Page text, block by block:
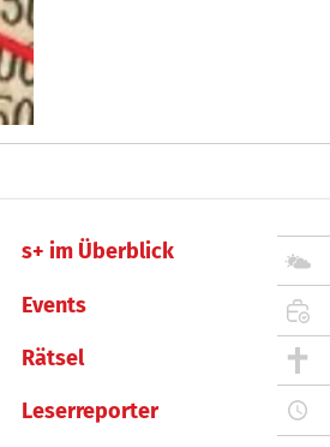
s+ im Überblick
Events
Rätsel
Leserreporter